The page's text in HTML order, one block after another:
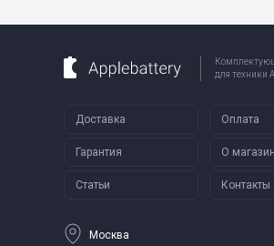
для техники
Доставка Оплата
Гарантия О
Статьи Контакты
Москва